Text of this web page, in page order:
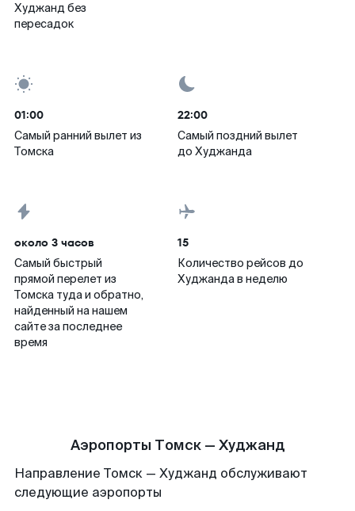
Худжанд без
пересадок
01:00
Самый ранний вылет из
Томска
22:00
Самый поздний вылет
до Худжанда
около 3 часов
Самый быстрый
прямой перелет из
Томска туда и обратно,
найденный на нашем
сайте за последнее
время
15
Количество рейсов до
Худжанда в неделю
Аэропорты Томск — Худжанд
Направление Томск — Худжанд обслуживают
следующие аэропорты